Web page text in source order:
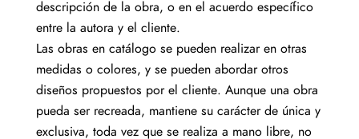
descripción de la obra, o en el acuerdo específico
entre la autora y el cliente.
Las obras en catálogo se pueden realizar en otras
medidas o colores, y se pueden abordar otros
diseños propuestos por el cliente. Aunque una obra
pueda ser recreada, mantiene su carácter de única y
exclusiva, toda vez que se realiza a mano libre, no